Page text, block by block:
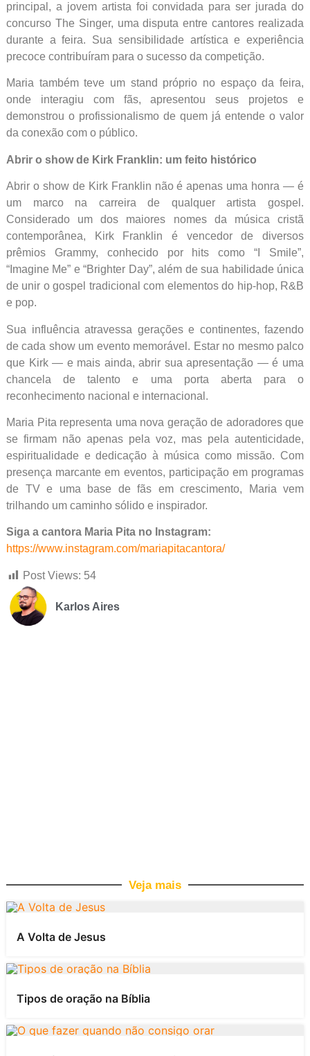
principal, a jovem artista foi convidada para ser jurada do
concurso The Singer, uma disputa entre cantores realizada
durante a feira. Sua sensibilidade artística e experiência
precoce contribuíram para o sucesso da competição.
Maria também teve um stand próprio no espaço da feira,
onde interagiu com fãs, apresentou seus projetos e
demonstrou o profissionalismo de quem já entende o valor
da conexão com o público.
Abrir o show de Kirk Franklin: um feito histórico
Abrir o show de Kirk Franklin não é apenas uma honra — é
um marco na carreira de qualquer artista gospel.
Considerado um dos maiores nomes da música cristã
contemporânea, Kirk Franklin é vencedor de diversos
prêmios Grammy, conhecido por hits como “I Smile”,
“Imagine Me” e “Brighter Day”, além de sua habilidade única
de unir o gospel tradicional com elementos do hip-hop, R&B
e pop.
Sua influência atravessa gerações e continentes, fazendo
de cada show um evento memorável. Estar no mesmo palco
que Kirk — e mais ainda, abrir sua apresentação — é uma
chancela de talento e uma porta aberta para o
reconhecimento nacional e internacional.
Maria Pita representa uma nova geração de adoradores que
se firmam não apenas pela voz, mas pela autenticidade,
espiritualidade e dedicação à música como missão. Com
presença marcante em eventos, participação em programas
de TV e uma base de fãs em crescimento, Maria vem
trilhando um caminho sólido e inspirador.
Siga a cantora Maria Pita no Instagram:
https://www.instagram.com/mariapitacantora/
Post Views: 54
Karlos Aires
Veja mais
A Volta de Jesus
Tipos de oração na Bíblia